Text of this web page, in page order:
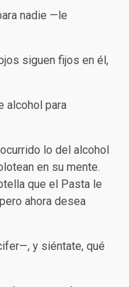
nadie —le
siguen fijos en él,
alcohol para
lo del alcohol
en su mente.
que el Pasta le
ahora desea
y siéntate, qué